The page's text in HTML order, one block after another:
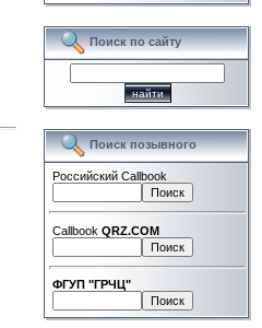
Поиск по сайту
Поиск позывного
Российский Callbook
Callbook QRZ.COM
ФГУП "ГРЧЦ"